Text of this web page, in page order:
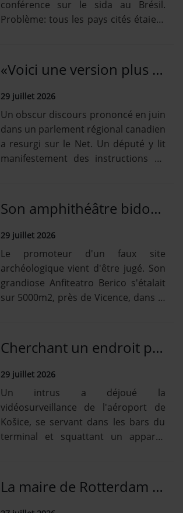
conférence sur le sida au Brésil.
Problème: tous les pays cités étaient
«Voici une version plus fluide et naturelle»: l'élu se ridiculise
29 juillet 2026
Un obscur discours prononcé en juin
dans un parlement régional canadien
a resurgi sur le Net. Un député y lit
manifestement des instructions de
Son amphithéâtre bidon avait berné autorités et touristes
29 juillet 2026
Le promoteur d'un faux site
archéologique vient d'être jugé. Son
grandiose Anfiteatro Berico s'étalait
sur 5000m2, près de Vicence, dans le
Cherchant un endroit pour dormir, il s'installe dans un avion
29 juillet 2026
Un intrus a déjoué la
vidéosurveillance de l'aéroport de
Košice, se servant dans les bars du
terminal et squattant un appareil
La maire de Rotterdam descend en rappel une tour de 185 mètres